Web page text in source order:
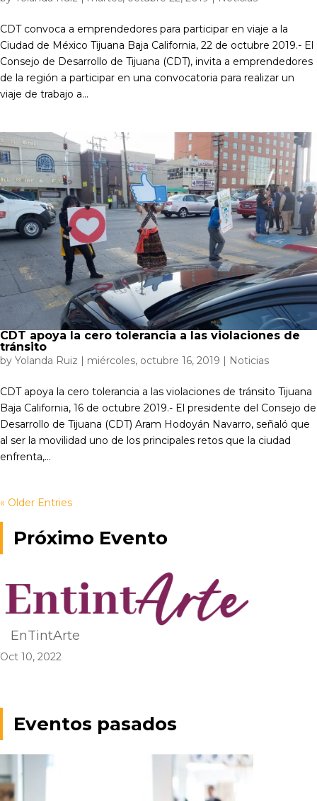
CDT convoca a emprendedores para participar en viaje a la
Ciudad de México Tijuana Baja California, 22 de octubre 2019.- El
Consejo de Desarrollo de Tijuana (CDT), invita a emprendedores
de la región a participar en una convocatoria para realizar un
viaje de trabajo a...
CDT apoya la cero tolerancia a las violaciones de
tránsito
by Yolanda Ruiz | miércoles, octubre 16, 2019 | Noticias
CDT apoya la cero tolerancia a las violaciones de tránsito Tijuana
Baja California, 16 de octubre 2019.- El presidente del Consejo de
Desarrollo de Tijuana (CDT) Aram Hodoyán Navarro, señaló que
al ser la movilidad uno de los principales retos que la ciudad
enfrenta,...
« Older Entries
Próximo Evento
EnTintArte
Oct 10, 2022
Eventos pasados